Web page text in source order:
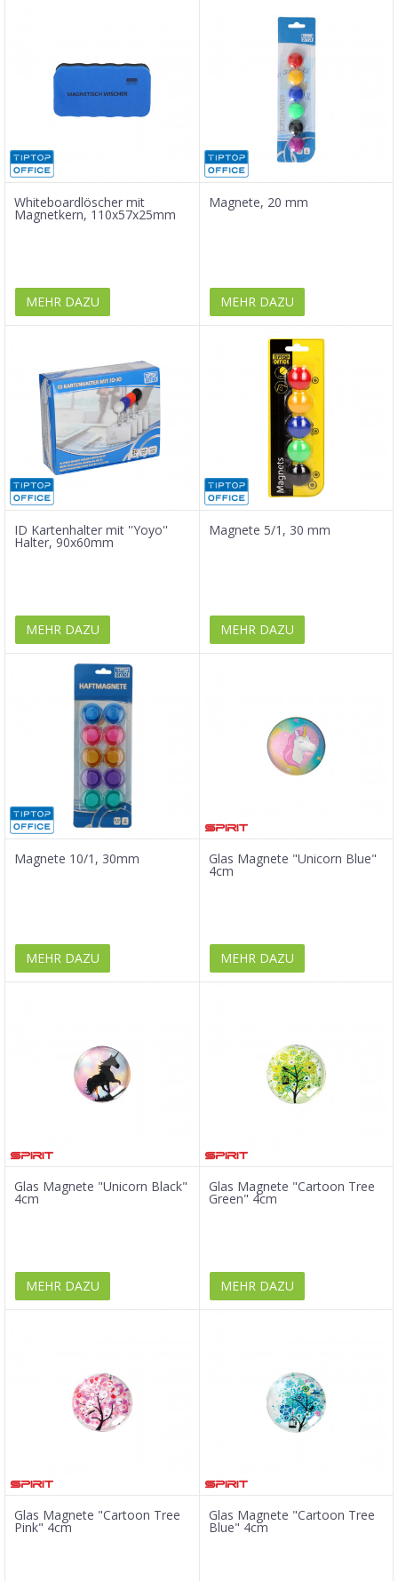
Whiteboardlöscher mit
Magnetkern, 110x57x25mm
MEHR DAZU
Magnete, 20 mm
MEHR DAZU
ID Kartenhalter mit ''Yoyo''
Halter, 90x60mm
MEHR DAZU
Magnete 5/1, 30 mm
MEHR DAZU
Magnete 10/1, 30mm
MEHR DAZU
Glas Magnete "Unicorn Blue"
4cm
MEHR DAZU
Glas Magnete "Unicorn Black"
4cm
MEHR DAZU
Glas Magnete "Cartoon Tree
Green" 4cm
MEHR DAZU
Glas Magnete "Cartoon Tree
Pink" 4cm
Glas Magnete "Cartoon Tree
Blue" 4cm